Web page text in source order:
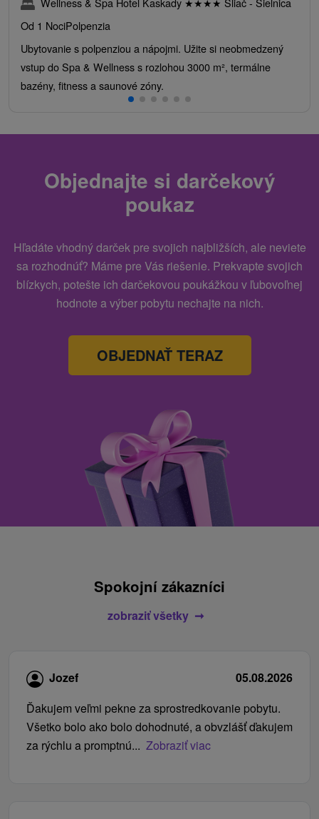
Od 1 NociPolpenzia
Ubytovanie s polpenziou a nápojmi. Užite si neobmedzený
vstup do Spa & Wellness s rozlohou 3000 m², termálne
bazény, fitness a saunové zóny.
Objednajte si darčekový
poukaz
Hľadáte vhodný darček pre svojich najbližších, ale neviete
sa rozhodnúť? Máme pre Vás riešenie. Prekvapte svojich
blízkych, potešte ich darčekovou poukážkou v ľubovoľnej
hodnote a výber pobytu nechajte na nich.
OBJEDNAŤ TERAZ
Spokojní zákazníci
zobraziť všetky
Jozef
05.08.2026
Ďakujem veľmi pekne za sprostredkovanie pobytu.
Všetko bolo ako bolo dohodnuté, a obvzlášť ďakujem
za rýchlu a promptnú... Zobraziť viac